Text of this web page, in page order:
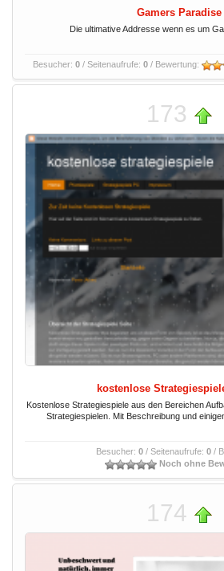
Gamers Paradise
Die ultimative Addresse wenn es um
Besucher: 0/ Seitenaufrufe: 0/ Bewertung:
173
kostenlose
Kostenlose Strategiespiele aus den Bereichen
Strategiespielen. Mit Beschreibung und
Besucher: 0 / Seitenaufrufe: 0 /
Noch ohne
174